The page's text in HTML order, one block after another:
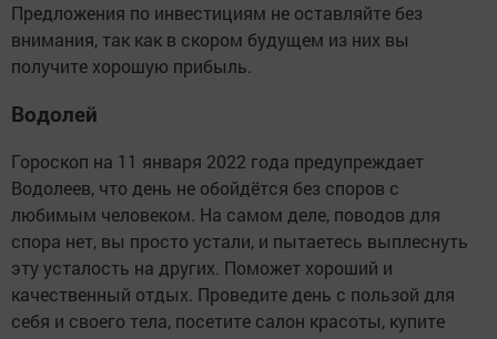
Предложения по инвестициям не оставляйте без
внимания, так как в скором будущем из них вы
получите хорошую прибыль.
Водолей
Гороскоп на 11 января 2022 года предупреждает
Водолеев, что день не обойдётся без споров с
любимым человеком. На самом деле, поводов для
спора нет, вы просто устали, и пытаетесь выплеснуть
эту усталость на других. Поможет хороший и
качественный отдых. Проведите день с пользой для
себя и своего тела, посетите салон красоты, купите